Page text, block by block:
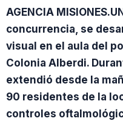
AGENCIA
concurrencia, se
visual en el aula del
Colonia Alberdi.
extendió desde la
90 residentes de la
controles